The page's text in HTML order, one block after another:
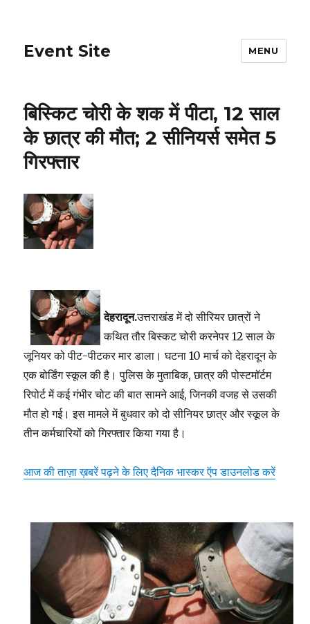
Event Site MENU
बिस्किट चोरी के शक में पीटा, 12 साल
के छात्र की मौत; 2 सीनियर्स समेत 5
गिरफ्तार
देहरादून.उत्तराखंड में दो सीरियर छात्रों ने
कथित तौर बिस्कट चोरी करनेपर 12 साल के
जूनियर को पीट-पीटकर मार डाला। घटना 10 मार्च को देहरादून के
एक बोर्डिंग स्कूल की है। पुलिस के मुताबिक, छात्र की पोस्टमॉर्टम
रिपोर्ट में कई गंभीर चोट की बात सामने आई, जिनकी वजह से उसकी
मौत हो गई। इस मामले में बुधवार को दो सीनियर छात्र और स्कूल के
तीन कर्मचारियों को गिरफ्तार किया गया है।
आज की ताज़ा ख़बरें पढ़ने के लिए दैनिक भास्कर ऍप डाउनलोड करें